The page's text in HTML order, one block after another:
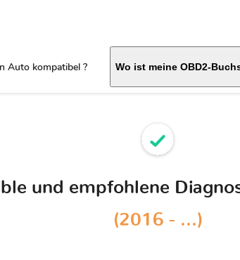
Auto kompatibel ? Wo ist meine OBD2-
und empfohlene
(2016 - ...)